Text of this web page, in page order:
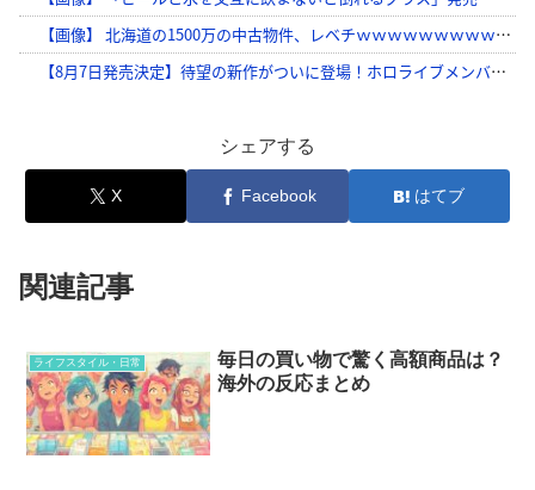
シェアする
X Facebook はてブ
関連記事
ライフスタイル・日常
毎日の買い物で驚く高額商品は？
海外の反応まとめ